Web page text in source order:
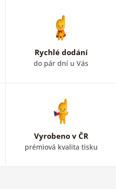
Rychlé dodání
do pár dní u Vás
Vyrobeno v ČR
prémiová kvalita tisku